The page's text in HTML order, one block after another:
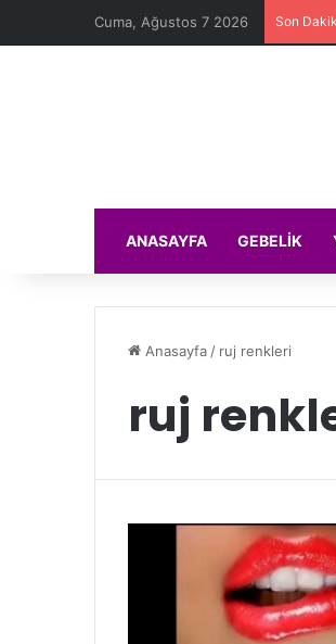
Cuma, Ağustos 7 2026 Son
ANASAYFA GEBELIK
Anasayfa / ruj renkleri
ruj